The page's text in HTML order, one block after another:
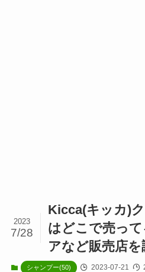
Kicca(キッカ)
はどこで売っ
アなど販売店を
2023
7/28
シャンプー(50) 2023-07-21